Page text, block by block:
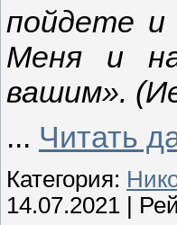
пойдете
Меня и
вашим».
... Читать
Категория:
14.07.2021 |